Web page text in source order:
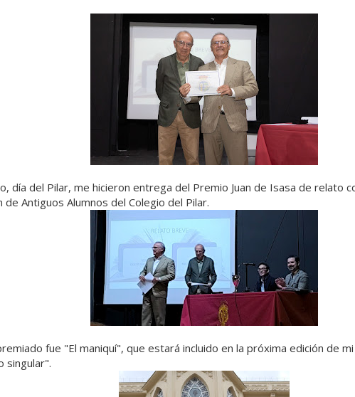
día del Pilar, me hicieron entrega del Premio Juan de Isasa de relato
de Antiguos Alumnos del Colegio del Pilar.
fue "El maniquí", que estará incluido en la próxima edición de
singular".